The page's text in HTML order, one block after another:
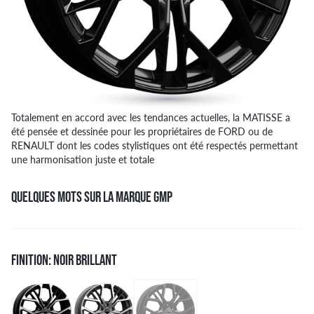
Totalement en accord avec les tendances actuelles, la MATISSE a
été pensée et dessinée pour les propriétaires de FORD ou de
RENAULT dont les codes stylistiques ont été respectés permettant
une harmonisation juste et totale
QUELQUES MOTS SUR LA MARQUE GMP
FINITION: NOIR BRILLANT